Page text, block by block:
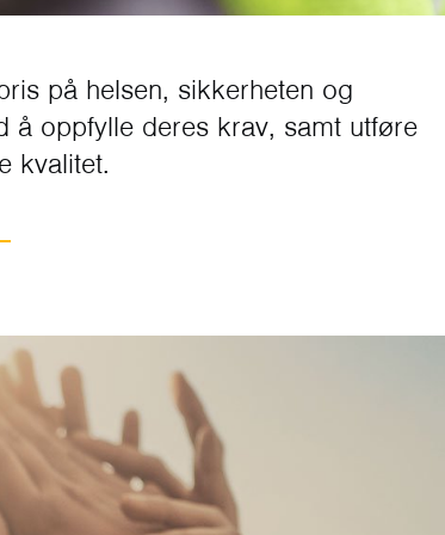
på helsen, sikkerheten og
å oppfylle deres krav, samt utføre
kvalitet.